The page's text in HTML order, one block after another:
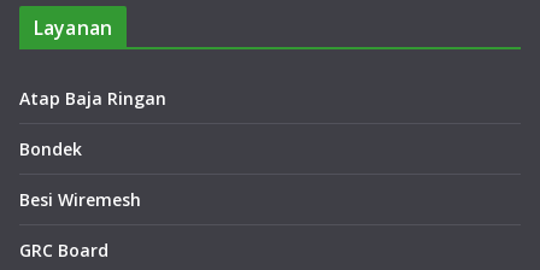
Layanan
Atap Baja Ringan
Bondek
Besi Wiremesh
GRC Board